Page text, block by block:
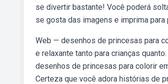
se divertir bastante! Você poderá
se gosta das imagens e imprima para
Web — desenhos de princesas para
e relaxante tanto para crianças
desenhos de princesas para colorir
Certeza que você adora histórias de